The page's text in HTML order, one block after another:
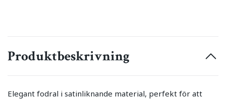
Produktbeskrivning
Elegant fodral i satinliknande material, perfekt för att